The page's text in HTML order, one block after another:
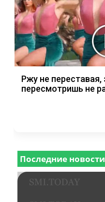
Ржу не переставая,
пересмотришь не